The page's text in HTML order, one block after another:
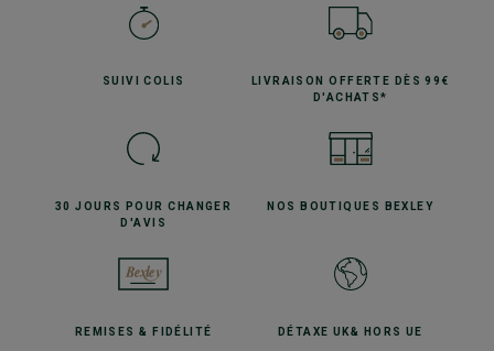
SUIVICOLIS LIVRAISON OFFERTE
DÈS 99€
D'ACHATS*
30 JOURS POURCHANGER
D'AVIS
NOS BOUTIQUES BEXLEY
REMISES& FIDÉLITÉ DÉTAXE UK& HORS UE